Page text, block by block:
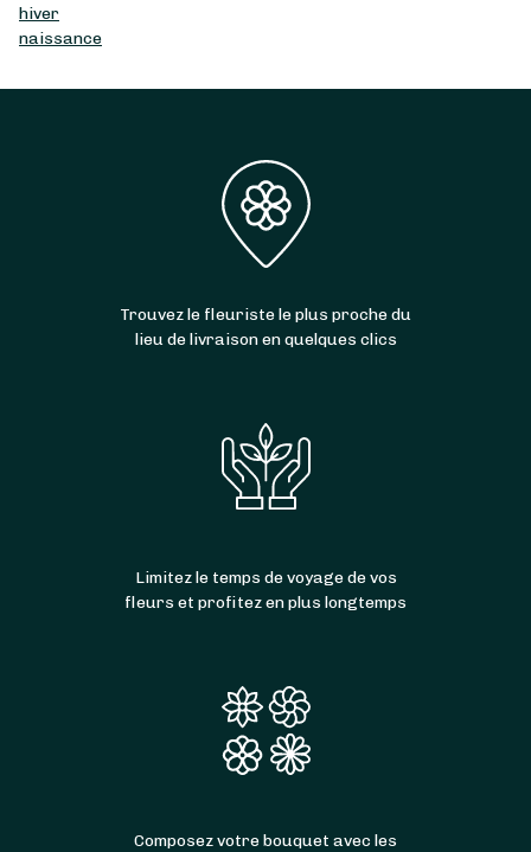
hiver
naissance
Trouvez le fleuriste le plus proche du
lieu de livraison en quelques clics
Limitez le temps de voyage de vos
fleurs et profitez en plus longtemps
Composez votre bouquet avec les